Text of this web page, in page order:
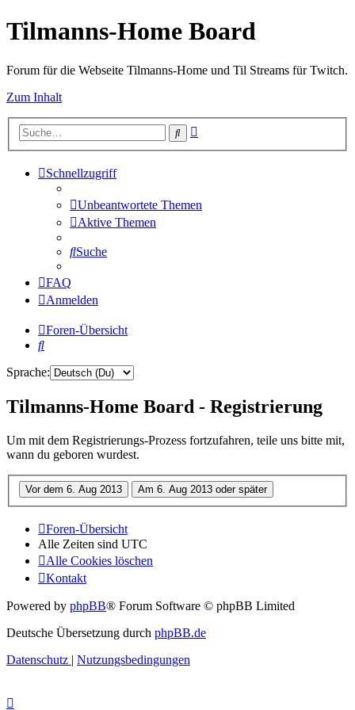
Tilmanns-Home Board
Forum für die Webseite Tilmanns-Home und Til Streams für Twitch.
Zum Inhalt
Suche
Schnellzugriff
Unbeantwortete Themen
Aktive Themen
Suche
FAQ
Anmelden
Foren-Übersicht
Suche
Sprache:
Tilmanns-Home Board - Registrierung
Um mit dem Registrierungs-Prozess fortzufahren, teile uns bitte mit,
wann du geboren wurdest.
Foren-Übersicht
Alle Zeiten sind UTC
Alle Cookies löschen
Kontakt
Powered by phpBB® Forum Software © phpBB Limited
Deutsche Übersetzung durch phpBB.de
Datenschutz | Nutzungsbedingungen